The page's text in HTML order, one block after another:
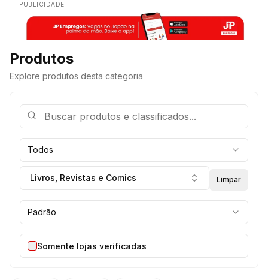
PUBLICIDADE
Produtos
Explore produtos desta categoria
Todos
Livros, Revistas e Comics Limpar
Padrão
Somente lojas verificadas